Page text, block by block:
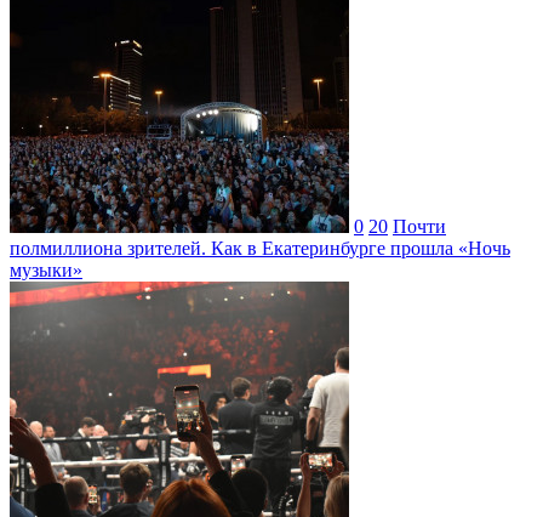
0 20 Почти
полмиллиона зрителей. Как в Екатеринбурге прошла «Ночь
музыки»